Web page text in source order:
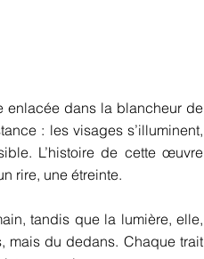
enlacée dans la blancheur de
: les visages s’illuminent,
L’histoire de cette œuvre
rire, une étreinte.
tandis que la lumière, elle,
mais du dedans. Chaque trait